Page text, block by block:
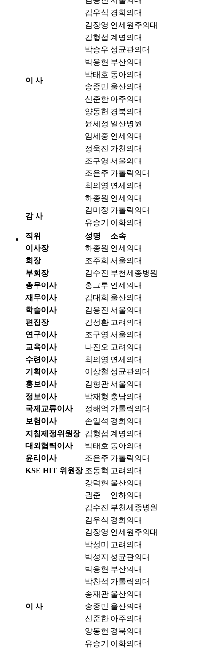
이 사
김우식 경희의대
김장영 연세원주의대
김형섭 계명의대
박승우 성균관의대
박용현 부산의대
박태호 동아의대
송종민 울산의대
신준한 아주의대
양동헌 경북의대
윤세정 일산병원
임세중 연세의대
정욱진 가천의대
조구영 서울의대
조은주 가톨릭의대
최의영 연세의대
하종원 연세의대
감 사
김미정 가톨릭의대
유승기
이화의대
직위
성명
소속
이사장
하종원 연세의대
회장
조주희 서울의대
부회장
김수진 부천세종병원
총무이사
홍그루 연세의대
재무이사
김대희 울산의대
학술이사
김용진 서울의대
편집장
김성환 고려의대
연구이사
조구영 서울의대
교육이사
나진오 고려의대
수련이사
최의영 연세의대
기획이사
이상철 성균관의대
홍보이사
김형관 서울의대
정보이사
박재형 충남의대
국제교류이사
정해억 가톨릭의대
보험이사
손일석 경희의대
지침제정위원장 김형섭 계명의대
대외협력이사
박태호 동아의대
윤리이사
조은주 가톨릭의대
KSE HIT 위원장 조동혁 고려의대
이 사
강덕현 울산의대
권준
인하의대
김수진 부천세종병원
김우식 경희의대
김장영 연세원주의대
박성미
고려의대
박성지
성균관의대
박용현 부산의대
박찬석 가톨릭의대
송재관 울산의대
송종민 울산의대
신준한 아주의대
양동헌 경북의대
유승기
이화의대